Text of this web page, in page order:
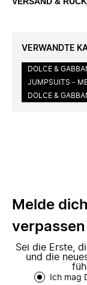
VERWANDTE
DOLCE &
JUMPSUITS -
DOLCE &
Melde
verpassen
Sei die Erste,
und die
Ich mag